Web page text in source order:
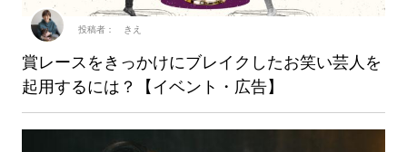
賞レースをきっかけにブレイクしたお笑い芸人を
起用するには？【イベント・広告】
投稿者： きえ